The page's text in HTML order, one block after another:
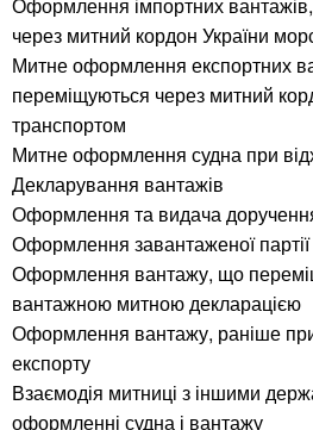
Оформлення імпортних
через митний кордон України
Митне оформлення експортних
переміщуються через митний
транспортом
Митне оформлення судна при
Декларування вантажів
Оформлення та видача
Оформлення завантаженої партії
Оформлення вантажу, що
вантажною митною декларацією
Оформлення вантажу, раніше
експорту
Взаємодія митниці з іншими
оформленні судна і вантажу